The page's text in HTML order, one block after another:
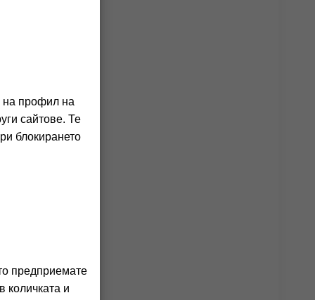
на профил на
сайтове. Те
блокирането
предприемате
количката и